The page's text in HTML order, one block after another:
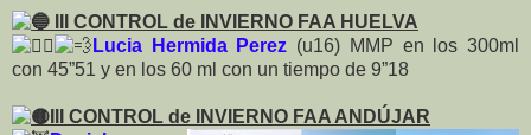
III CONTROL de INVIERNO FAA HUELVA
Lucia Hermida Perez (u16) MMP en los 300ml
con 45”51 y en los 60 ml con un tiempo de 9”18
III CONTROL de INVIERNO FAA ANDÚJAR